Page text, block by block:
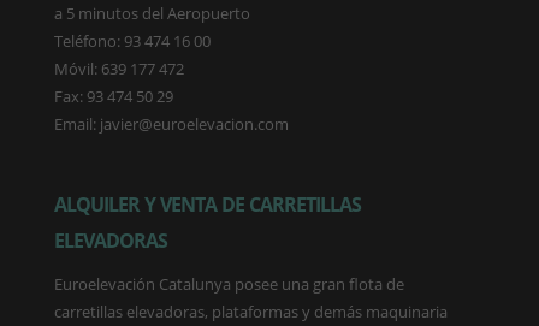
a 5 minutos del Aeropuerto
Teléfono: 93 474 16 00
Móvil: 639 177 472
Fax: 93 474 50 29
Email: javier@euroelevacion.com
ALQUILER Y VENTA DE CARRETILLAS
ELEVADORAS
Euroelevación Catalunya posee una gran flota de
carretillas elevadoras, plataformas y demás maquinaria